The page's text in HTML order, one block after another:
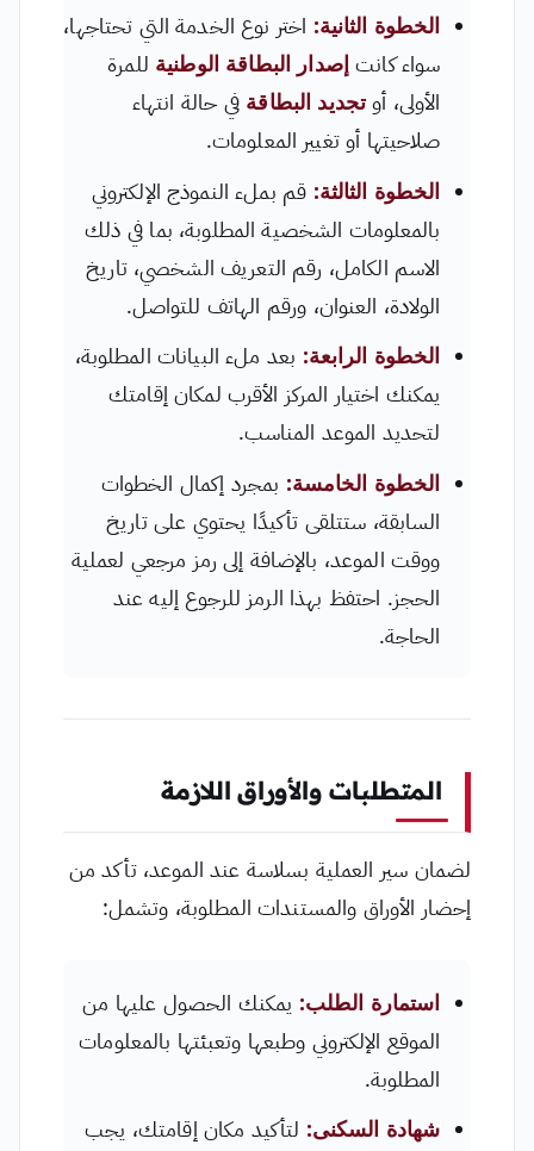
الخطوة الثانية: اختر نوع الخدمة التي تحتاجها،
سواء كانت إصدار البطاقة الوطنية للمرة
الأولى، أوتجديد البطاقة في حالة انتهاء
صلاحيتها أو تغيير المعلومات.
الخطوة الثالثة: قم بملء النموذج الإلكتروني
بالمعلومات الشخصية المطلوبة، بما في ذلك
الاسم الكامل، رقم التعريف الشخصي، تاريخ
الولادة، العنوان، ورقم الهاتف للتواصل.
الخطوة الرابعة: بعد ملء البيانات المطلوبة،
يمكنك اختيار المركز الأقرب لمكان إقامتك
لتحديد الموعد المناسب.
الخطوة الخامسة: بمجرد إكمال الخطوات
السابقة، ستتلقى تأكيدًا يحتوي على تاريخ
ووقت الموعد، بالإضافة إلى رمز مرجعي لعملية
الحجز. احتفظ بهذا الرمز للرجوع إليه عند
الحاجة.
المتطلبات والأوراق اللازمة
لضمان سير العملية بسلاسة عند الموعد، تأكد من
إحضار الأوراق والمستندات المطلوبة، وتشمل:
استمارة الطلب: يمكنك الحصول عليها من
الموقع الإلكتروني وطبعها وتعبئتها بالمعلومات
المطلوبة.
شهادة السكنى: لتأكيد مكان إقامتك، يجب